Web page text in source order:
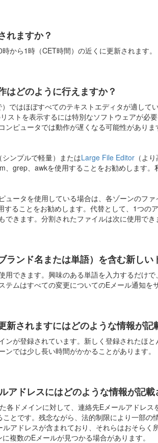
れますか？
から1時（CET時間）の近くに更新されます。
はどのように行えますか？
ではほぼすべてのテキストエディタが適して
ストを表示するには特別なソフトウェアが必
ンピュータでは動作が遅くなる可能性があり
シンプルで軽量）またはLarge File Editor （よ
、grep、awkを使用することをお勧めします
ュータを使用している場合は、各ゾーンのフ
することをお勧めします。代替として、1つの
できます。分割されたファイルは次に使用で
ランド名または単語）を含む新し
用できます。興味のある単語を入力するだけ
テムはすべての変更についてのEメール通知を
新されますにはどのような情報が記
ンが登録されています。新しく登録されたほ
ンでは少し長い時間がかかることがあります。
アドレスにはどのような情報が記
各ドメインに対して、連絡先Eメールアドレ
とです。残念ながら、法的制限により一部
アドレスが含まれており、それらはおそら
複数のEメールが見つかる場合があります。